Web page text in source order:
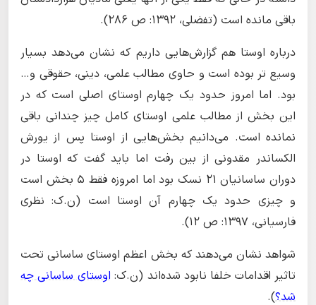
باقی مانده است (تفضلی، ۱۳۹۲: ص ۲۸۶).
درباره اوستا هم گزارش‌هایی داریم که نشان می‌دهد بسیار
وسیع تر بوده است و حاوی مطالب علمی، دینی، حقوقی و…
بود. اما امروز حدود یک چهارم اوستای اصلی است که در
این بخش از مطالب علمی اوستای کامل چیز چندانی باقی
نمانده است. می‌دانیم بخش‌هایی از اوستا پس از یورش
الکساندر مقدونی از بین رفت اما باید گفت که اوستا در
دوران ساسانیان ۲۱ نسک بود اما امروزه فقط ۵ بخش است
و چیزی حدود یک چهارم آن اوستا است (ن.ک: نظری
فارسیانی، ۱۳۹۷: ص ۱۲).
شواهد نشان می‌دهند که بخش اعظم اوستای ساسانی تحت
تاثیر اقدامات خلفا نابود شده‌اند (ن.ک: اوستای ساسانی چه
شد؟).